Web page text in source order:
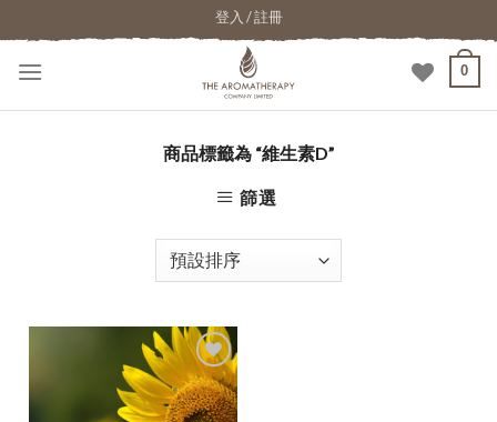
登入 / 註冊
0
商品標籤為 “維生素D”
篩選
加入
願望
清單